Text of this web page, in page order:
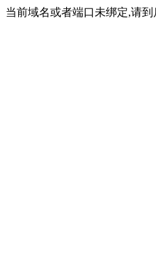
当前域名或者端口未绑定,请